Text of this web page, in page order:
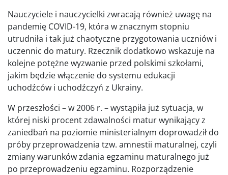
Nauczyciele i nauczycielki zwracają również uwagę na
pandemię COVID-19, która w znacznym stopniu
utrudniła i tak już chaotyczne przygotowania uczniów i
uczennic do matury. Rzecznik dodatkowo wskazuje na
kolejne potężne wyzwanie przed polskimi szkołami,
jakim będzie włączenie do systemu edukacji
uchodźców i uchodźczyń z Ukrainy.
W przeszłości – w 2006 r. – wystąpiła już sytuacja, w
której niski procent zdawalności matur wynikający z
zaniedbań na poziomie ministerialnym doprowadził do
próby przeprowadzenia tzw. amnestii maturalnej, czyli
zmiany warunków zdania egzaminu maturalnego już
po przeprowadzeniu egzaminu. Rozporządzenie